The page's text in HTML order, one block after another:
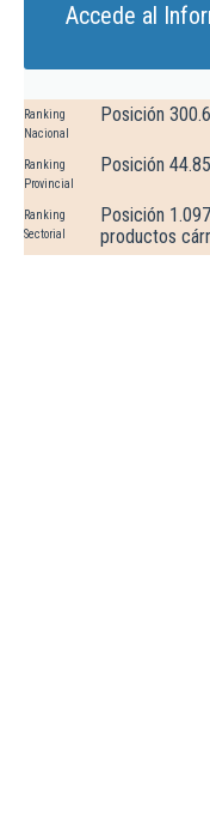
Accede al
Ranking
Nacional
Posición
Ranking
Provincial
Posición
Ranking
Sectorial
Posición
productos